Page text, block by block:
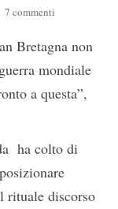
7 commenti
Bretagna non
mondiale
a questa”,
ha colto di
rituale discorso